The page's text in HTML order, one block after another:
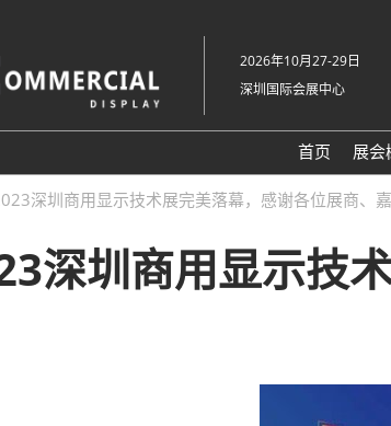
2026年10月27-29日
深圳国际会展中心
首页
展会
深圳商用显示技术展完美落幕，感谢各位展商、
深圳商用显示技